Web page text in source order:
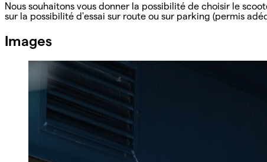
Nous souhaitons vous donner la possibilité de choisir le
sur la possibilité d'essai sur route ou sur parking (permis
Images